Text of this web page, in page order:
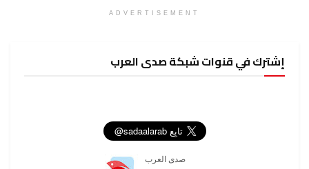
ADVERTISEMENT
إشترك في قنوات شبكة صدى العرب